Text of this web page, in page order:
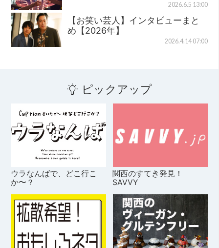
2026.6.5 13:00
【お笑い芸人】インタビューまと
め【2026年】
2026.4.14 07:00
ピックアップ
ウラなんばで、どこ行こ
か〜？
関西のすてき発見！
SAVVY